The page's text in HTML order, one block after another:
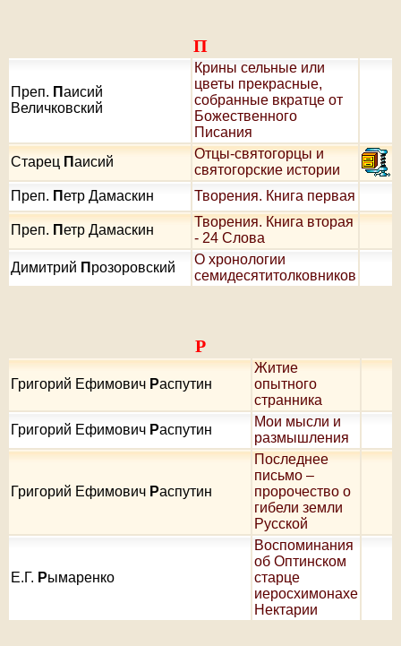
П
Преп. Паисий
Величковский
Крины сельные или
цветы прекрасные,
собранные вкратце от
Божественного
Писания
Старец Паисий
Отцы-святогорцы и
святогорские истории
Преп. Петр Дамаскин Творения. Книга первая
Преп. Петр Дамаскин
Творения. Книга вторая
- 24 Слова
Димитрий П розоровский
О хронологии
семидесятитолковников
Р
Григорий Ефимович Распутин
Житие
опытного
странника
Григорий Ефимович Распутин
Мои мысли и
размышления
Григорий Ефимович Распутин
Последнее
письмо –
пророчество о
гибели земли
Русской
Е.Г. Рымаренко
Воспоминания
об Оптинском
старце
иеросхимонахе
Нектарии